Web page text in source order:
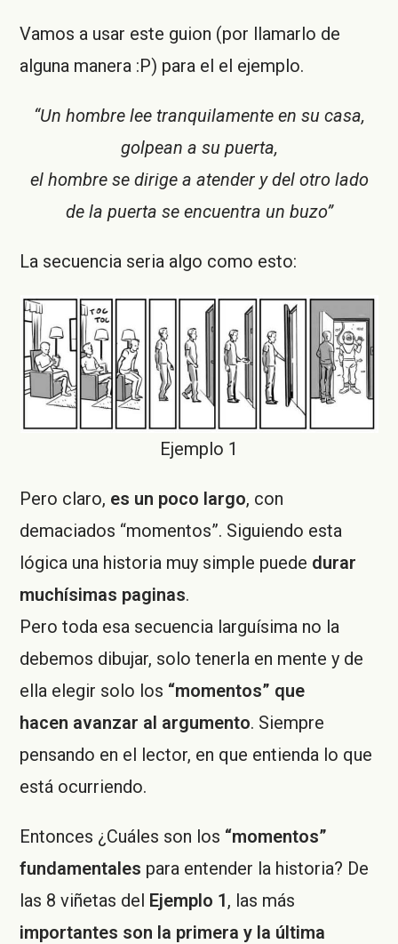
Vamos a usar este guion (por llamarlo de
alguna manera :P) para el el ejemplo.
“Un hombre lee tranquilamente en su casa,
golpean a su puerta,
el hombre se dirige a atender y del otro lado
de la puerta se encuentra un buzo”
La secuencia seria algo como esto:
Ejemplo 1
Pero claro, es un poco largo, con
demaciados “momentos”. Siguiendo esta
lógica una historia muy simple puede durar
muchísimas paginas.
Pero toda esa secuencia larguísima no la
debemos dibujar, solo tenerla en mente y de
ella elegir solo los “momentos” que
hacen avanzar al argumento. Siempre
pensando en el lector, en que entienda lo que
está ocurriendo.
Entonces ¿Cuáles son los “momentos”
fundamentales para entender la historia? De
las 8 viñetas del Ejemplo 1, las más
importantes son la primera y la última